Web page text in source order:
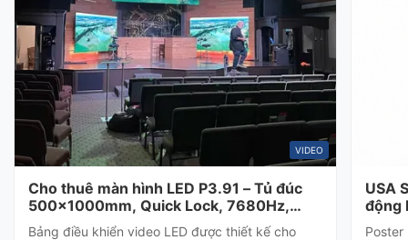
VIDEO
Cho thuê màn hình LED P3.91 – Tủ đúc
500x1000mm, Quick Lock, 7680Hz,
dành cho Sân khấu & Hòa nhạc
Bảng điều khiển video LED được thiết kế cho
USA
động
Poster